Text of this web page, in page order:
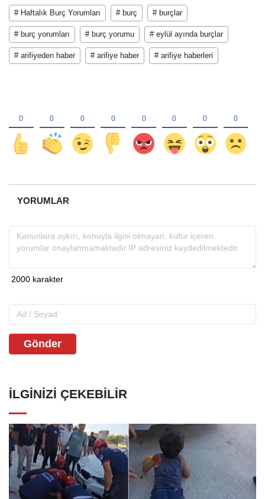
# Haftalık Burç Yorumları # burç # burçlar
# burç yorumları # burç yorumu # eylül ayında burçlar
# arifiyeden haber # arifiye haber # arifiye haberleri
YORUMLAR
Gönder
İLGINIZI ÇEKEBILIR